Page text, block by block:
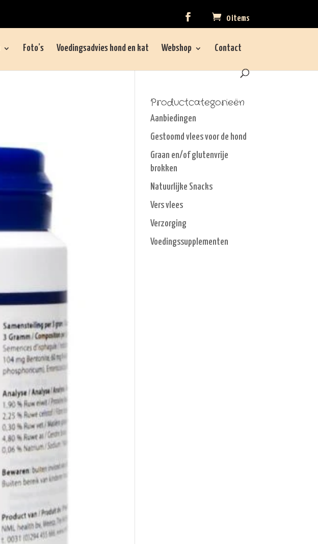
0 items
Foto’s Voedingsadvies hond en kat Webshop Contact
Productcategorieën
Aanbiedingen
Gestoomd vlees voor de hond
Graan en/of glutenvrije
brokken
Natuurlijke Snacks
Vers vlees
Verzorging
Voedingssupplementen